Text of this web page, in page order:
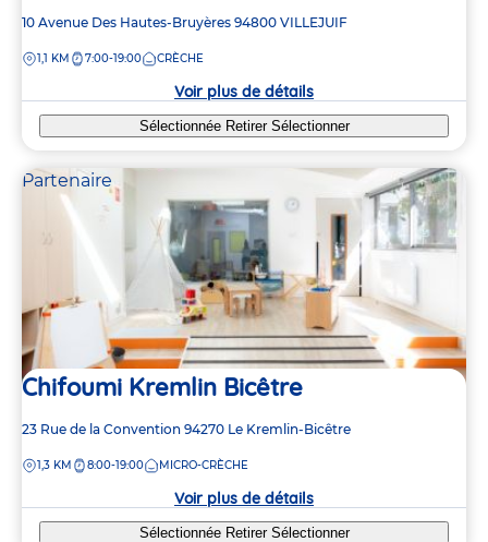
Adresse
la
10 Avenue Des Hautes-Bruyères 94800 VILLEJUIF
DISTANCE
1,1 KM 7:00-19:00 CRÈCHE
Voir plus de détails
Sélectionnée Retirer Sélectionner
Partenaire
Chifoumi Kremlin Bicêtre
Adresse
la
23 Rue de la Convention 94270 Le Kremlin-Bicêtre
DISTANCE
1,3 KM 8:00-19:00 MICRO-CRÈCHE
Voir plus de détails
Sélectionnée Retirer Sélectionner